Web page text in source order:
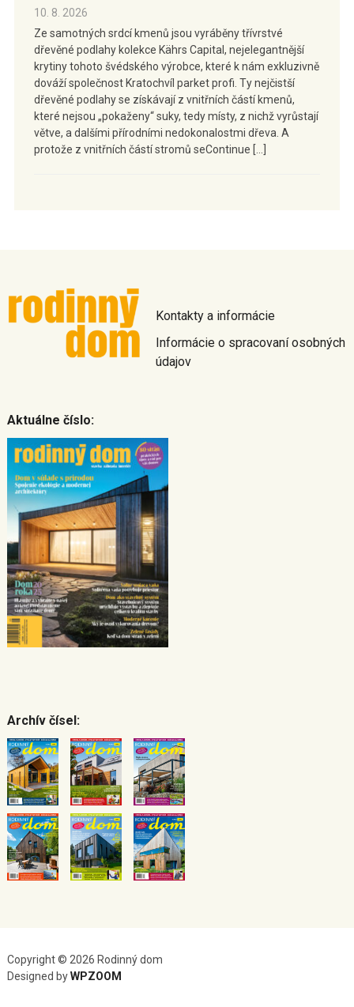
10. 8. 2026
Ze samotných srdcí kmenů jsou vyráběny třívrstvé
dřevěné podlahy kolekce Kährs Capital, nejelegantnější
krytiny tohoto švédského výrobce, které k nám exkluzivně
dováží společnost Kratochvíl parket profi. Ty nejčistší
dřevěné podlahy se získávají z vnitřních částí kmenů,
které nejsou „pokaženy“ suky, tedy místy, z nichž vyrůstají
větve, a dalšími přírodními nedokonalostmi dřeva. A
protože z vnitřních částí stromů seContinue […]
Kontakty a informácie
Informácie o spracovaní osobných
údajov
Aktuálne číslo:
Archív čísel:
Copyright © 2026 Rodinný dom
Designed byWPZOOM